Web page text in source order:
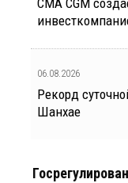
CMA CGM
06.08.2026
Рекорд
Шанхае